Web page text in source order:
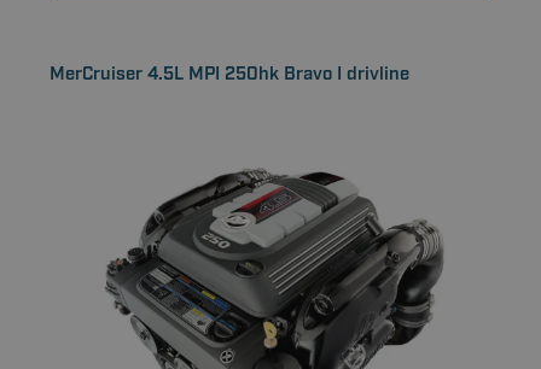
MerCruiser 4.5L MPI 250hk Bravo I drivline